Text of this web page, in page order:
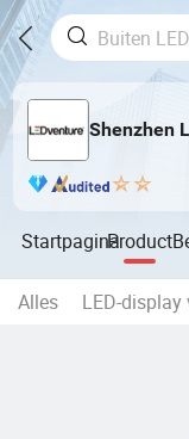
Shenzhen
StartpaginaProduct
Alles LED-